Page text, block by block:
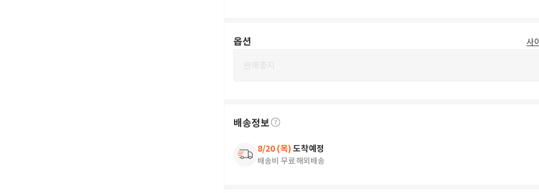
옵션 사
판매중지
배송정보
8/20 (목) 도착예정
배송비 무료해외배송